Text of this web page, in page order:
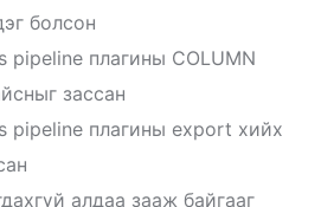
болсон
pipeline плагины COLUMN
зассан
pipeline плагины export хийх
алдаа зааж байгааг